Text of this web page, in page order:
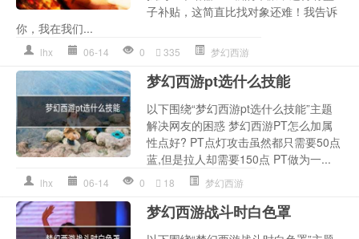
子补贴，这简直比找对象还难！我告诉
你，我在我们...
lhx 06-14 0 335 梦幻西游
梦幻西游pt选什么技能
以下围绕“梦幻西游pt选什么技能”主题
解决网友的困惑 梦幻西游PT怎么加属
性点好? PT点灯攻击虽然都只需要50点
蓝,但是拉人却需要150点 PT做为一...
lhx 06-14 0 18 梦幻西游
梦幻西游战斗时白色罩